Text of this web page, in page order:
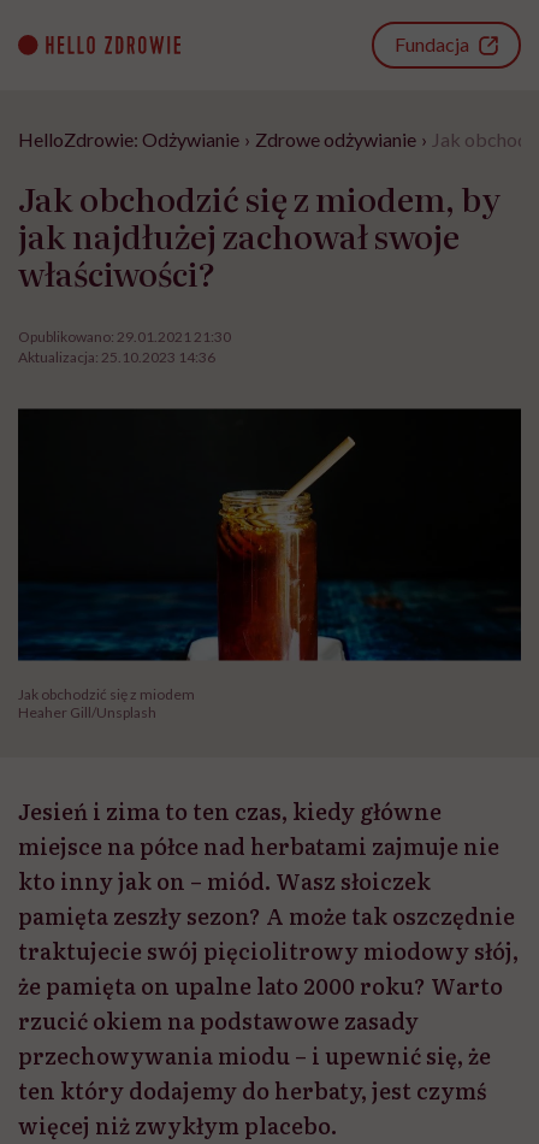
content
Fundacja
HelloZdrowie: Odżywianie › Zdrowe odżywianie › Jak
Jak obchodzić się z miodem, by
jak najdłużej zachował swoje
właściwości?
Opublikowano: 29.01.2021 21:30
Aktualizacja: 25.10.2023 14:36
Jak obchodzić się z miodem
Heaher Gill/Unsplash
Jesień i zima to ten czas, kiedy główne
miejsce na półce nad herbatami zajmuje nie
kto inny jak on – miód. Wasz słoiczek
pamięta zeszły sezon? A może tak oszczędnie
traktujecie swój pięciolitrowy miodowy słój,
że pamięta on upalne lato 2000 roku? Warto
rzucić okiem na podstawowe zasady
przechowywania miodu – i upewnić się, że
ten który dodajemy do herbaty, jest czymś
więcej niż zwykłym placebo.